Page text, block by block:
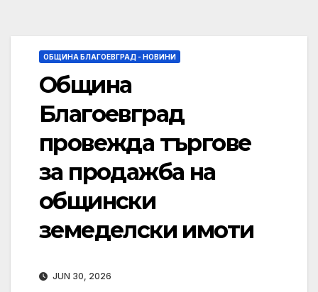
ОБЩИНА БЛАГОЕВГРАД - НОВИНИ
Община
Благоевград
провежда търгове
за продажба на
общински
земеделски имоти
JUN 30, 2026